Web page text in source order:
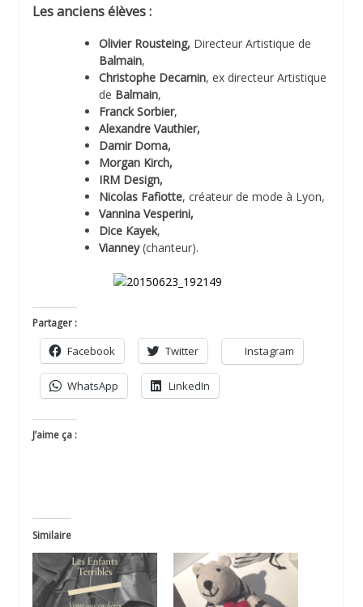
Les anciens élèves :
Olivier Rousteing, Directeur Artistique de
Balmain,
Christophe Decarnin, ex directeur Artistique
de Balmain,
Franck Sorbier,
Alexandre Vauthier,
Damir Doma,
Morgan Kirch,
IRM Design,
Nicolas Fafiotte, créateur de mode à Lyon,
Vannina Vesperini,
Dice Kayek,
Vianney(chanteur).
Partager :
Facebook Twitter Instagram
WhatsApp LinkedIn
J’aime ça :
Similaire